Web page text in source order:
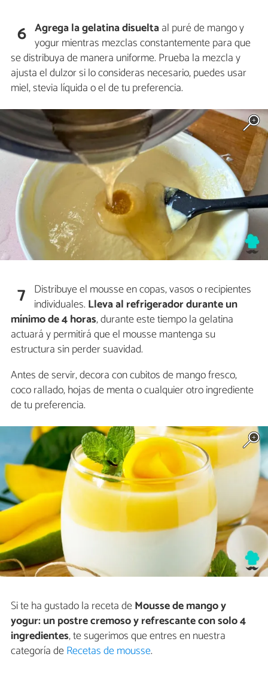
6 Agrega la gelatina disueltaal puré de mango y
yogur mientras mezclas constantemente para que
se distribuya de manera uniforme. Prueba la mezcla y
ajusta el dulzor si lo consideras necesario, puedes usar
miel, stevia líquida o el de tu preferencia.
7 Distribuye el mousse en copas, vasos o recipientes
individuales. Lleva al refrigerador durante un
mínimo de 4 horas, durante este tiempo la gelatina
actuará y permitirá que el mousse mantenga su
estructura sin perder suavidad.
Antes de servir, decora con cubitos de mango fresco,
coco rallado, hojas de menta o cualquier otro ingrediente
de tu preferencia.
Si te ha gustado la receta deMousse de mango y
yogur: un postre cremoso y refrescante con solo 4
ingredientes, te sugerimos que entres en nuestra
categoría deRecetas de mousse.